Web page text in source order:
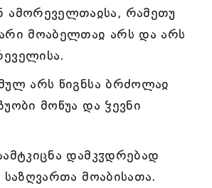
ამორეველთაჲსა, რამეთუ
მოაბელთაჲ არს და არს
არს წიგნსა ბრძოლაჲ
მოწუა და ჴევნი
დამკჳდრებად
საზღვართა მოაბისათა.